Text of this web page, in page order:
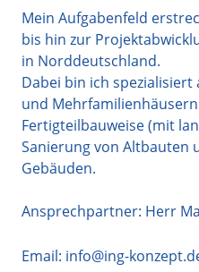
Mein Aufgabenfeld
bis hin zur
in Norddeutschland.
Dabei bin ich
und
Fertigteilbauweise (mit
Sanierung von Altbauten
Gebäuden.
Ansprechpartner: Herr
Email: info@ing-